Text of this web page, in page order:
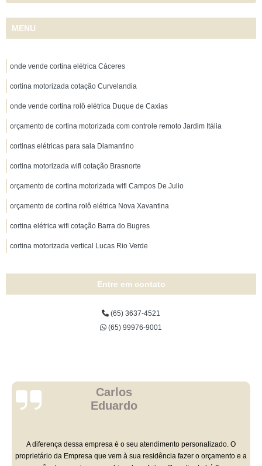
MENU
onde vende cortina elétrica Cáceres
cortina motorizada cotação Curvelandia
onde vende cortina rolô elétrica Duque de Caxias
orçamento de cortina motorizada com controle remoto Jardim Itália
cortinas elétricas para sala Diamantino
cortina motorizada wifi cotação Brasnorte
orçamento de cortina motorizada wifi Campos De Julio
orçamento de cortina rolô elétrica Nova Xavantina
cortina elétrica wifi cotação Barra do Bugres
cortina motorizada vertical Lucas Rio Verde
Entre em contato
(65) 3637-4521
(65) 99976-9001
Carlos
Eduardo
A diferença dessa empresa é o seu atendimento personalizado. O
proprietário da Empresa que vem à sua residência fazer o orçamento e a